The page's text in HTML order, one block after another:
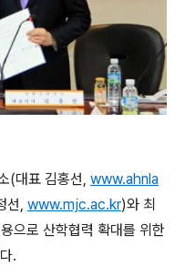
(대표 김홍선, www.ahnla
선, www.mjc.ac.kr)와 최
으로 산학협력 확대를 위한
.